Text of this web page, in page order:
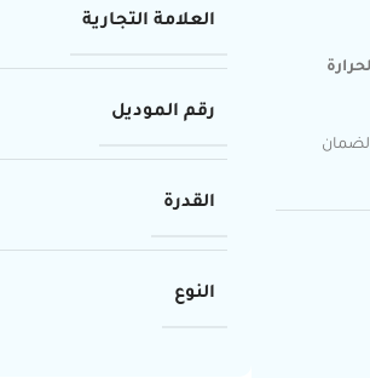
لضمان
العلامة التجارية
رقم الموديل
القدرة
النوع